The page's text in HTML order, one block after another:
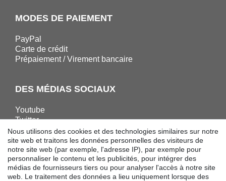
MODES DE PAIEMENT
PayPal
Carte de crédit
Prépaiement / Virement bancaire
DES MÉDIAS SOCIAUX
Youtube
Twitter
Linkedin
Facebook
Instagram
Nous utilisons des cookies et des technologies similaires sur notre
site web et traitons les données personnelles des visiteurs de
notre site web (par exemple, l'adresse IP), par exemple pour
personnaliser le contenu et les publicités, pour intégrer des
médias de fournisseurs tiers ou pour analyser l'accès à notre site
web. Le traitement des données a lieu uniquement lorsque des